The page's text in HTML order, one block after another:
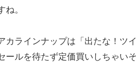
ね。
カラインナップは「出たな！ツ
ールを待たず定価買いしちゃい